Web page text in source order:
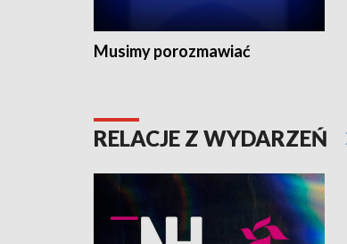
Musimy porozmawiać
RELACJE Z WYDARZEŃ